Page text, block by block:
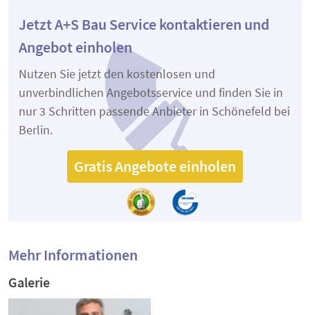
Jetzt A+S Bau Service kontaktieren und
Angebot einholen
Nutzen Sie jetzt den kostenlosen und
unverbindlichen Angebotsservice und finden Sie in
nur 3 Schritten passende Anbieter in Schönefeld bei
Berlin.
Gratis Angebote einholen
Mehr Informationen
Galerie